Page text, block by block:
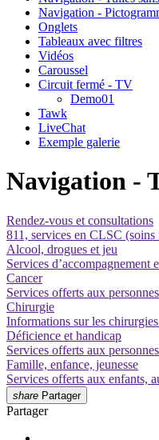
Navigation -
Onglets
Tableaux avec filtres
Vidéos
Caroussel
Circuit fermé - TV
Demo01
Tawk
LiveChat
Exemple galerie
Navigation -
Rendez-vous et consultations
811, services en CLSC
Alcool, drogues et jeu
Services d’accompagnement
Cancer
Services offerts aux
Chirurgie
Informations sur les
Déficience et handicap
Services offerts aux
Famille, enfance, jeunesse
Services offerts aux enfants,
share Partager
Partager